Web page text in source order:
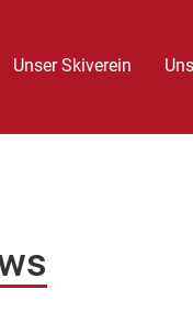
Unser Skiverein